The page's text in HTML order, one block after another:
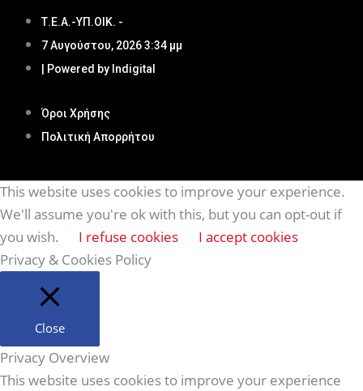
Τ.Ε.Α.-ΥΠ.ΟΙΚ. -
7 Αυγούστου, 2026 3:34 μμ
| Powered by Indigital
Όροι Χρήσης
Πολιτική Απορρήτου
This website uses cookies to improve your experience.
We'll assume you're ok with this, but you can opt-out if
you wish.
I refuse cookies
I accept cookies
Privacy & Cookies Policy
Close
Privacy Overview
This website uses cookies to improve your experience